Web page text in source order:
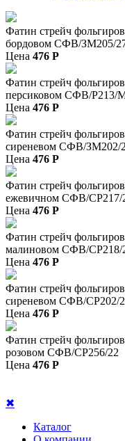
Фатин стрейч
бордовом СФВ/ЗМ205/
Цена 476 P
Фатин стрейч
персиковом СФВ/Р213/
Цена 476 P
Фатин стрейч
сиреневом СФВ/ЗМ202/
Цена 476 P
Фатин стрейч
ежевичном СФВ/СР217/
Цена 476 P
Фатин стрейч
малиновом СФВ/СР218/
Цена 476 P
Фатин стрейч
сиреневом СФВ/СР202/
Цена 476 P
Фатин стрейч
розовом СФВ/СР256/22
Цена 476 P
✖
Каталог